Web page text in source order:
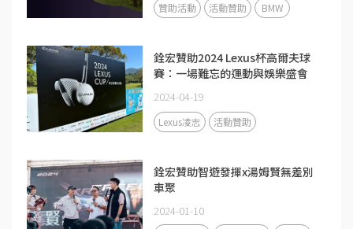
贊助活動 活動贊助 BMW
銓宏贊助2024 Lexus杯高爾夫球
賽：一場難忘的運動與娛樂盛會
2024-04-19
Lexus凌志 活動贊助
銓宏贊助智遊發揮x湯姆賢無差別
車聚
2024-01-10